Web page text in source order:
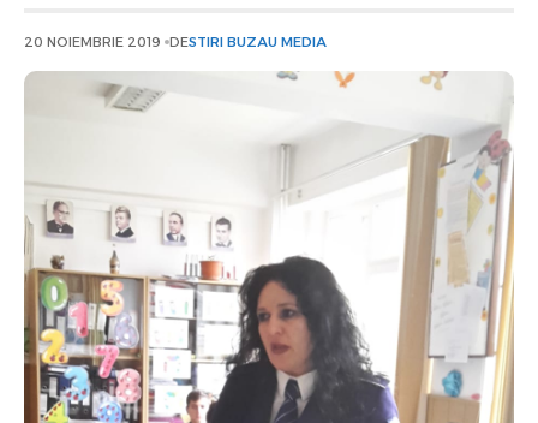
20 NOIEMBRIE 2019 DESTIRI BUZAU MEDIA